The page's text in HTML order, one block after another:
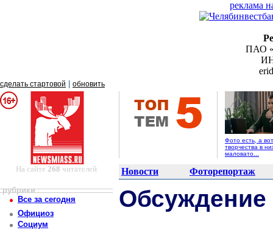
реклама
ПАО
сделать стартовой обновить
Фото есть, а вот
творчества в
маловато...
На сайте 268 читателей Новости Фоторепортаж
рубрики
Все за сегодня
Официоз
Социум